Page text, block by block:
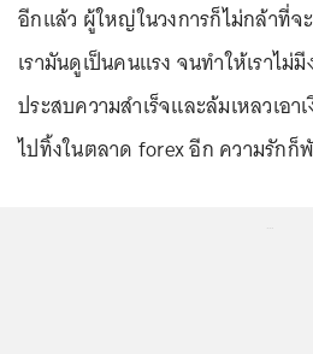
อีกแล้ว ผู้ใหญ่ในวงการก็ไม่กล้าที่จ
เรามันดูเป็นคนแรง จนทำให้เราไม่
ประสบความสำเร็จและล้มเหลวเอา
ไปทิ้งในตลาด forex อีก ความรักก็